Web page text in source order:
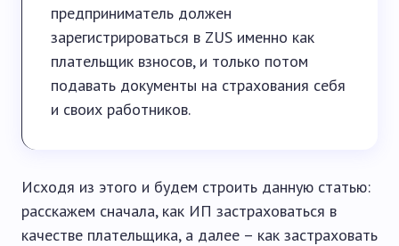
предприниматель должен
зарегистрироваться в ZUS именно как
плательщик взносов, и только потом
подавать документы на страхования себя
и своих работников.
Исходя из этого и будем строить данную статью:
расскажем сначала, как ИП застраховаться в
качестве плательщика, а далее – как застраховать